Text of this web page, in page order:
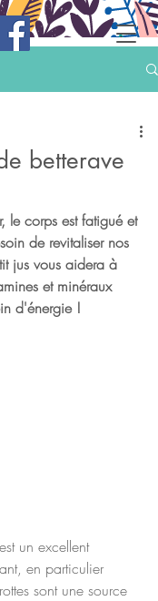
betterave
le corps est fatigué et
de revitaliser nos
jus vous aidera à
et minéraux
d'énergie !
un excellent
en particulier
sont une source